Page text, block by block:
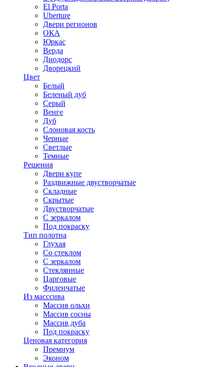
El Porta
Uberture
Двери регионов
ОКА
Юркас
Верда
Диодорс
Дворецкий
Цвет
Белый
Беленый дуб
Серый
Венге
Дуб
Слоновая кость
Черные
Светлые
Темные
Решения
Двери купе
Раздвижные двустворчатые
Складные
Скрытые
Двустворчатые
С зеркалом
Под покраску
Тип полотна
Глухая
Со стеклом
С зеркалом
Стеклянные
Царговые
Филенчатые
Из масссива
Массив ольхи
Массив сосны
Массив дуба
Под покраску
Ценовая категория
Премиум
Эконом